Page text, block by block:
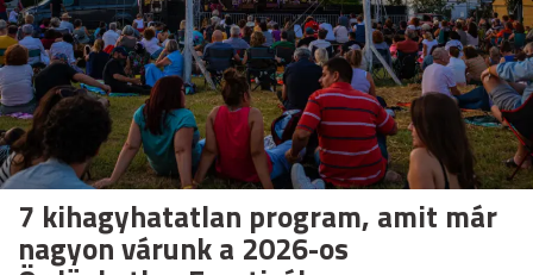
7 kihagyhatatlan program, amit már
nagyon várunk a 2026-os